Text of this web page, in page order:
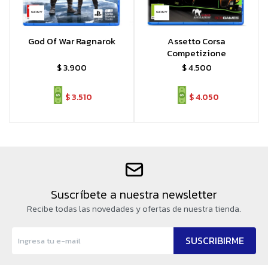
God Of War Ragnarok
$3.900
$3.510
Assetto Corsa
Competizione
$4.500
$4.050
Suscríbete a nuestra newsletter
Recibe todas las novedades y ofertas de nuestra tienda.
SUSCRIBIRME